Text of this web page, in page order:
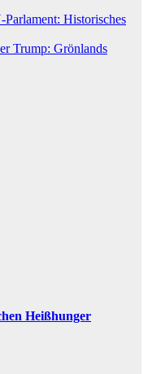
Historisches
Trump: Grönlands
Heißhunger